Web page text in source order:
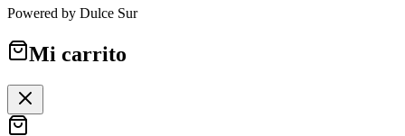
Powered by Dulce Sur
Mi carrito